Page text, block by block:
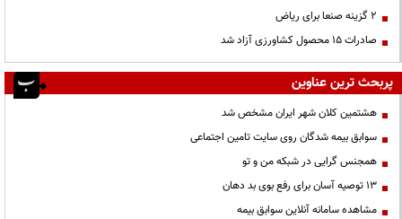
۲ گزینه صنعا برای ریاض
صادرات ۱۵ محصول کشاورزی آزاد شد
پربحث ترین عناوین
هشتمین کلان شهر ایران مشخص شد
سوابق بیمه شدگان روی سایت تامین اجتماعی
همجنس گرایی در شبکه من و تو
13 توصیه آسان برای رفع بوی بد دهان
مشاهده سامانه آنلاين سوابق بیمه